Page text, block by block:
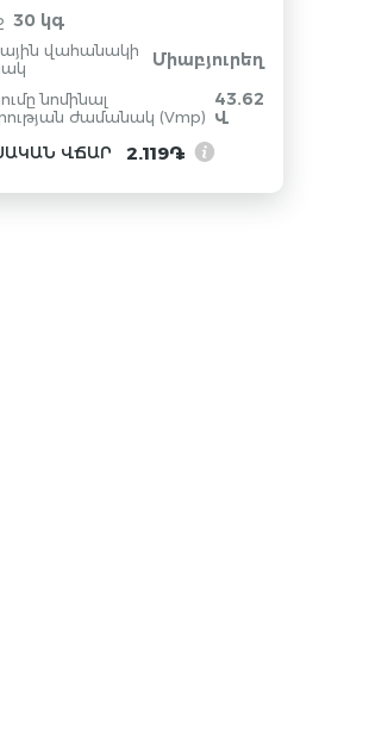
30 կգ
վահանակի
Միաբյուրեղ
նոմինալ
ժամանակ (Vmp)
43.62
Վ
ՎՃԱՐ 2.119֏